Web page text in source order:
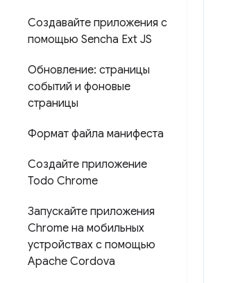
Создавайте приложения с
помощью Sencha Ext JS
Обновление: страницы
событий и фоновые
страницы
Формат файла манифеста
Создайте приложение
Todo Chrome
Запускайте приложения
Chrome на мобильных
устройствах с помощью
Apache Cordova